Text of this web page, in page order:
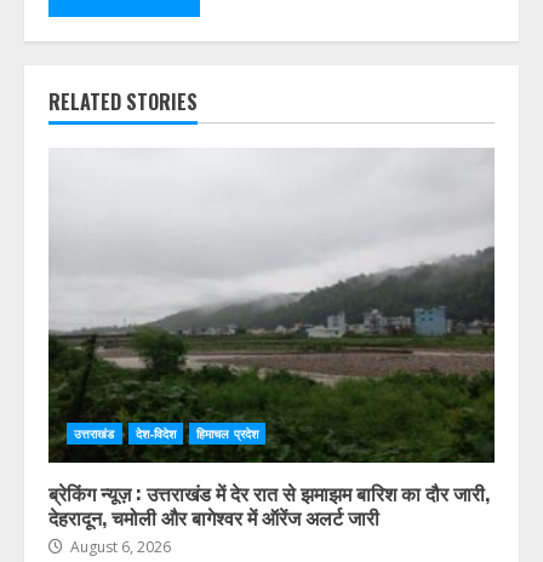
RELATED STORIES
उत्तराखंड देश-विदेश हिमाचल प्रदेश
ब्रेकिंग न्यूज़ : उत्तराखंड में देर रात से झमाझम बारिश का दौर जारी,
देहरादून, चमोली और बागेश्वर में ऑरेंज अलर्ट जारी
August 6, 2026